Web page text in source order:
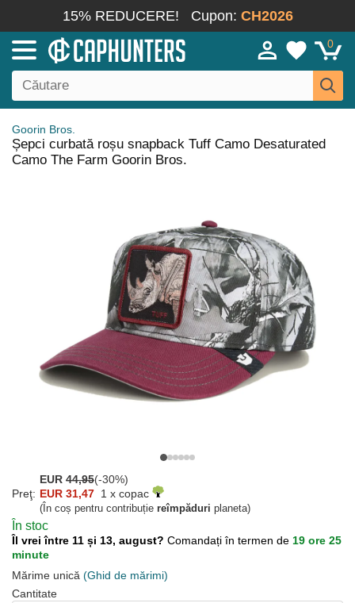
15% REDUCERE! Cupon: CH2026
0
Goorin Bros.
Șepci curbată roșu snapback Tuff Camo Desaturated
Camo The Farm Goorin Bros.
EUR 44,95(-30%)
Preţ: EUR 31,47 1 x copac
(În coș pentru contribuție reîmpăduri planeta)
În stoc
Îl vrei între 11 și 13, august? Comandați în termen de 19 ore 25
minute
Mărime unică (Ghid de mărimi)
Cantitate